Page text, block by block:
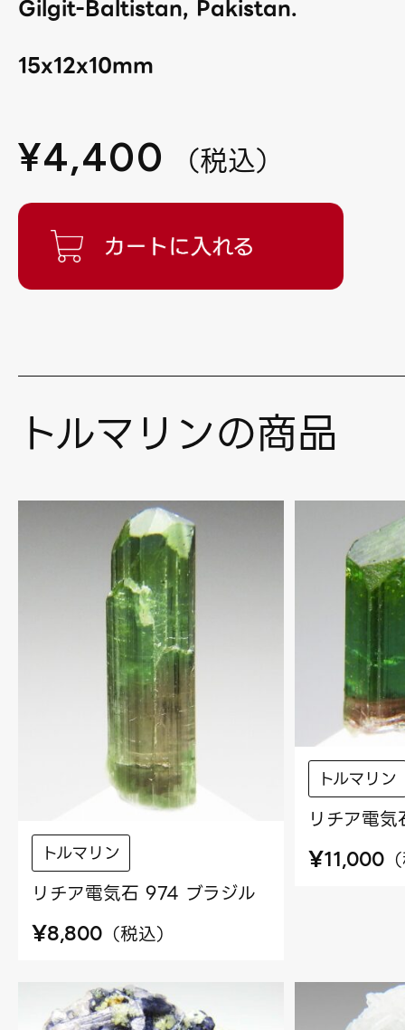
Gilgit-Baltistan, Pakistan.
15x12x10mm
¥4,400 （税込）
トルマリンの商品
トルマリン
リチア電気石 974 ブラジル
¥8,800 （税込）
トルマリン
リチア電
¥11,000 （